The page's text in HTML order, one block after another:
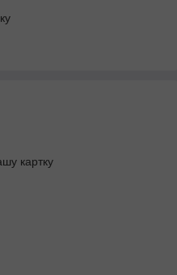
картку